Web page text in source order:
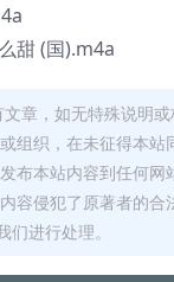
甜 (国).m4a
章，如无特殊说明
组织，在未征得本站
布本站内容到任何网
容侵犯了原著者的合
进行处理。